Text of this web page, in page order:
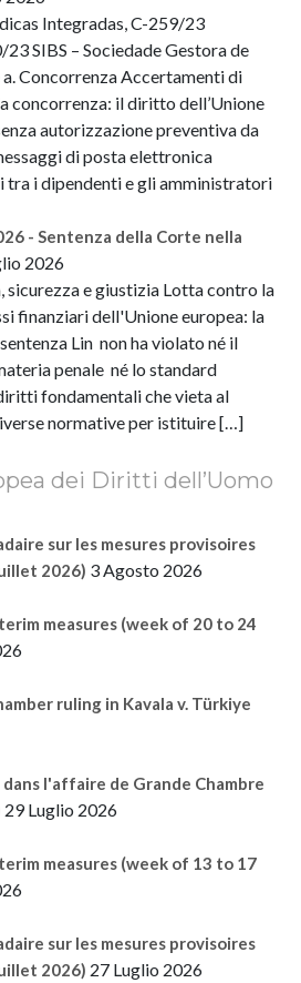
Integradas, C-259/23
SIBS – Sociedade Gestora de
Concorrenza Accertamenti di
concorrenza: il diritto dell’Unione
autorizzazione preventiva da
di posta elettronica
tra i dipendenti e gli amministratori
- Sentenza della Corte nella
2026
sicurezza e giustizia Lotta contro la
finanziari dell'Unione europea: la
Lin non ha violato né il
penale né lo standard
fondamentali che vieta al
normative per istituire […]
dei Diritti dell’Uomo
sur les mesures provisoires
2026) 3 Agosto 2026
measures (week of 20 to 24
ruling in Kavala v. Türkiye
l'affaire de Grande Chambre
29 Luglio 2026
measures (week of 13 to 17
sur les mesures provisoires
2026) 27 Luglio 2026